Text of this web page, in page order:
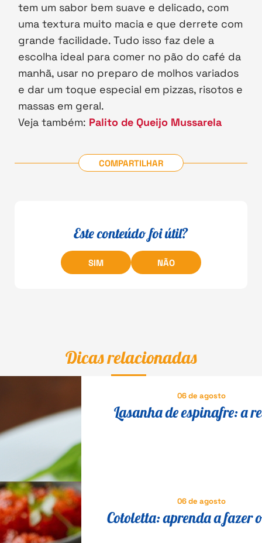
tem um sabor bem suave e delicado, com
uma textura muito macia e que derrete com
grande facilidade. Tudo isso faz dele a
escolha ideal para comer no pão do café da
manhã, usar no preparo de molhos variados
e dar um toque especial em pizzas, risotos e
massas em geral.
Veja também: Palito de Queijo Mussarela
COMPARTILHAR
Este conteúdo foi útil?
SIM NÃO
Dicas relacionadas
06 de agosto
Lasanha de espinafre: a
06 de agosto
Cotoletta: aprenda a fazer